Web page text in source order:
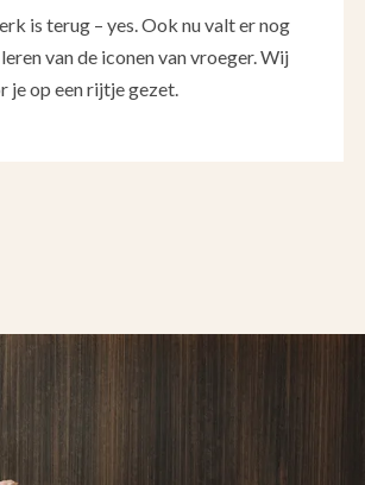
is terug – yes. Ook nu valt er nog
van de iconen van vroeger. Wij
je op een rijtje gezet.